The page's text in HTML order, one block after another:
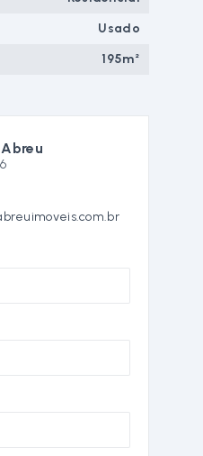
Usado
195m²